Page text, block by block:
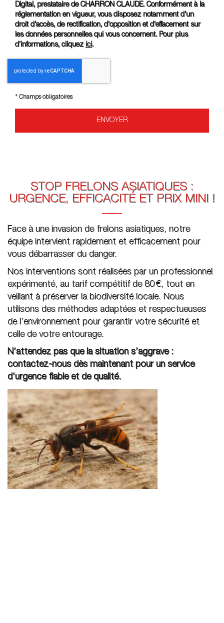
Digital, prestataire de CHARRON CLAUDE. Conformément à la
réglementation en vigueur, vous disposez notamment d'un
droit d'accès, de rectification, d'opposition et d'effacement sur
les données personnelles qui vous concernent. Pour plus
d’informations, cliquez ici.
*Champs obligatoires
STOP FRELONS ASIATIQUES :
URGENCE, EFFICACITÉ ET PRIX MINI !
Face à une invasion de frelons asiatiques, notre
équipe intervient rapidement et efficacement pour
vous débarrasser du danger.
Nos interventions sont réalisées par un professionnel
expérimenté, au tarif compétitif de 80 €, tout en
veillant à préserver la biodiversité locale. Nous
utilisons des méthodes adaptées et respectueuses
de l’environnement pour garantir votre sécurité et
celle de votre entourage.
N’attendez pas que la situation s’aggrave :
contactez-nous dès maintenant pour un service
d’urgence fiable et de qualité.